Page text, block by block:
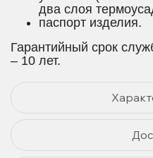
два слоя
паспорт изделия.
Гарантийный срок
– 10 лет.